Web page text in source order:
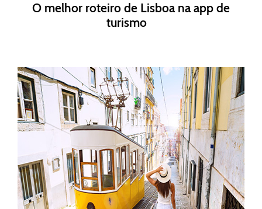
O melhor roteiro de Lisboa na app de
turismo